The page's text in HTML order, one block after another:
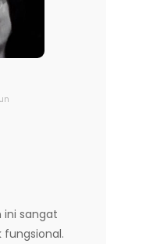
ini sangat